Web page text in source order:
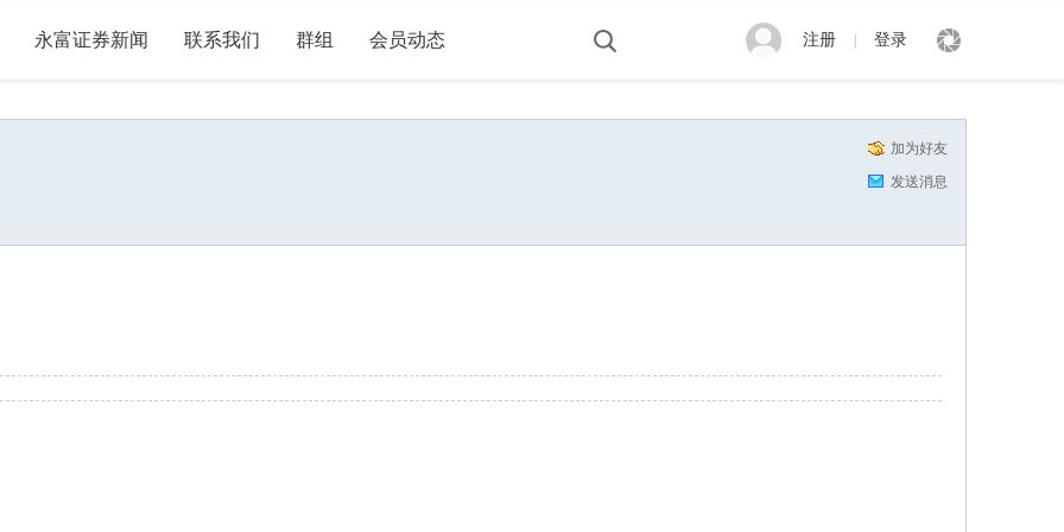
永富证券新闻 联系我们 群组 会员动态 注册 登录
加为好友
发送消息